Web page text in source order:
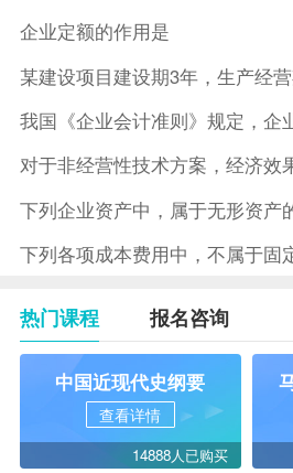
企业定额的作用是
下列企业资产中，属于无形资
下列各项成本费用中，不属于固
热门课程 报名咨询
中国近现代史纲要
查看详情
14888人已购买